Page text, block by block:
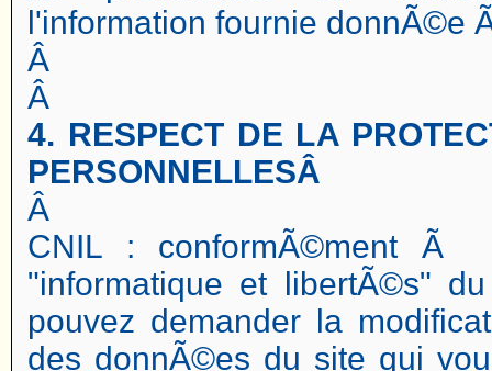
l'information fournie donnÃ©e
Â
Â
4. RESPECT DE LA
PERSONNELLESÂ
Â
CNIL : conformÃ©ment
"informatique et libertÃ©s"
pouvez demander la
des donnÃ©es du site qui